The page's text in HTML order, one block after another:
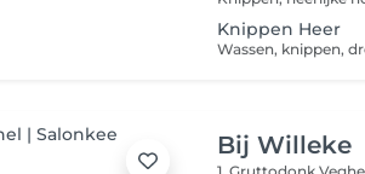
Knippen Heer
Wassen, knippen,
Bij Willeke